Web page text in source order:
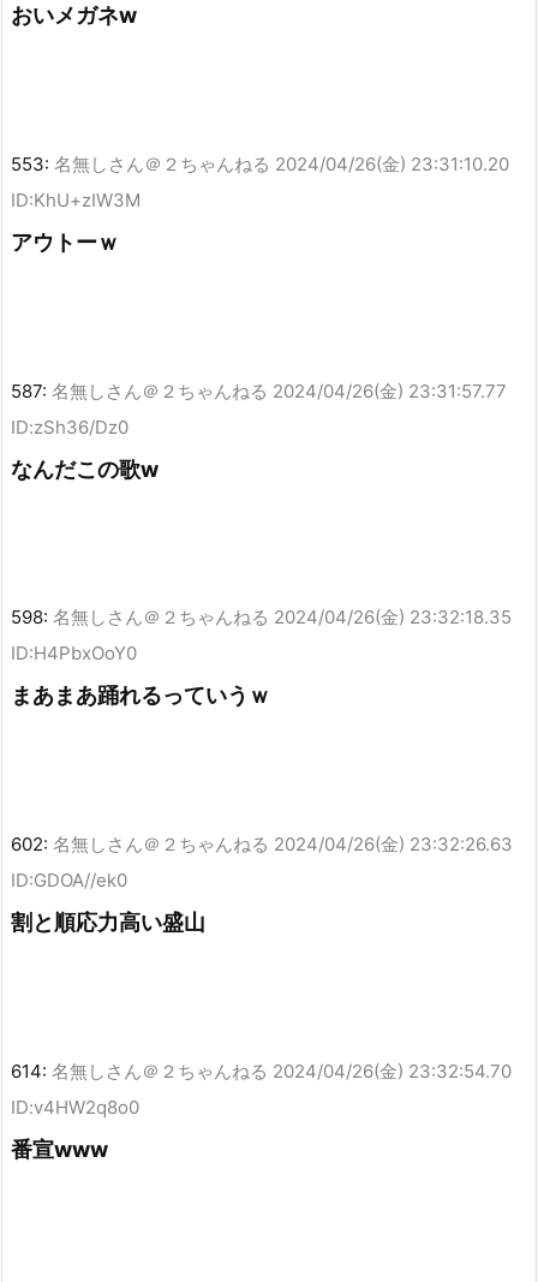
おいメガネw
553: 名無しさん＠２ちゃんねる 2024/04/26(金) 23:31:10.20
ID:KhU+zIW3M
アウトーｗ
587: 名無しさん＠２ちゃんねる 2024/04/26(金) 23:31:57.77
ID:zSh36/Dz0
なんだこの歌w
598: 名無しさん＠２ちゃんねる 2024/04/26(金) 23:32:18.35
ID:H4PbxOoY0
まあまあ踊れるっていうｗ
602: 名無しさん＠２ちゃんねる 2024/04/26(金) 23:32:26.63
ID:GDOA//ek0
割と順応力高い盛山
614: 名無しさん＠２ちゃんねる 2024/04/26(金) 23:32:54.70
ID:v4HW2q8o0
番宣www